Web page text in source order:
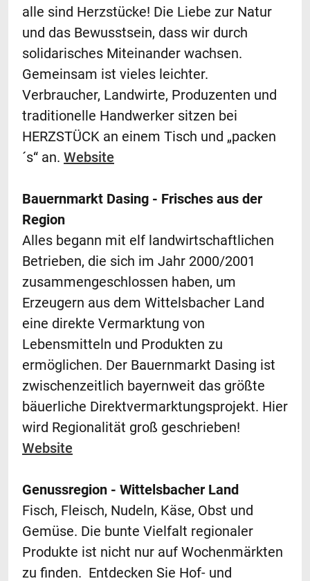
alle sind Herzstücke! Die Liebe zur Natur
und das Bewusstsein, dass wir durch
solidarisches Miteinander wachsen.
Gemeinsam ist vieles leichter.
Verbraucher, Landwirte, Produzenten und
traditionelle Handwerker sitzen bei
HERZSTÜCK an einem Tisch und „packen
´s“ an. Website
Bauernmarkt Dasing - Frisches aus der
Region
Alles begann mit elf landwirtschaftlichen
Betrieben, die sich im Jahr 2000/2001
zusammengeschlossen haben, um
Erzeugern aus dem Wittelsbacher Land
eine direkte Vermarktung von
Lebensmitteln und Produkten zu
ermöglichen. Der Bauernmarkt Dasing ist
zwischenzeitlich bayernweit das größte
bäuerliche Direktvermarktungsprojekt. Hier
wird Regionalität groß geschrieben!
Website
Genussregion - Wittelsbacher Land
Fisch, Fleisch, Nudeln, Käse, Obst und
Gemüse. Die bunte Vielfalt regionaler
Produkte ist nicht nur auf Wochenmärkten
zu finden. Entdecken Sie Hof- und